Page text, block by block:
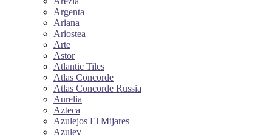
Argenta
Ariana
Ariostea
Arte
Astor
Atlantic Tiles
Atlas Concorde
Atlas Concorde Russia
Aurelia
Azteca
Azulejos El Mijares
Azulev